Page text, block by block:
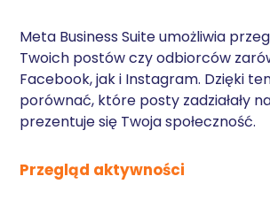
Meta Business Suite umożliwia
Twoich postów czy odbiorców
Facebook, jak i Instagram. Dzięki
porównać, które posty zadziałały
prezentuje się Twoja społeczność.
Przegląd aktywności